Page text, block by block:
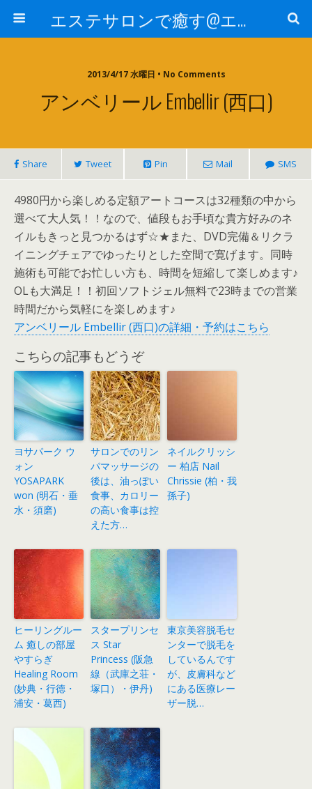
エステサロンで癒す@エステ～全国エステ情報
2013/4/17 水曜日 • No Comments
アンベリール Embellir (西口)
Share Tweet Pin Mail SMS
4980円から楽しめる定額アートコースは32種類の中から
選べて大人気！！なので、値段もお手頃な貴方好みのネ
イルもきっと見つかるはず☆★また、DVD完備＆リクラ
イニングチェアでゆったりとした空間で寛げます。同時
施術も可能でお忙しい方も、時間を短縮して楽しめます♪
OLも大満足！！初回ソフトジェル無料で23時までの営業
時間だから気軽にを楽しめます♪
アンベリール Embellir (西口)の詳細・予約はこちら
こちらの記事もどうぞ
ヨサパーク ウ
ォン
YOSAPARK
won (明石・垂
水・須磨)
サロンでのリン
パマッサージの
後は、油っぽい
食事、カロリー
の高い食事は控
えた方…
ネイルクリッシ
ー 柏店 Nail
Chrissie (柏・我
孫子)
ヒーリングルー
ム 癒しの部屋
やすらぎ
Healing Room
(妙典・行徳・
浦安・葛西)
スタープリンセ
ス Star
Princess (阪急
線（武庫之荘・
塚口）・伊丹)
東京美容脱毛セ
ンターで脱毛を
しているんです
が、皮膚科など
にある医療レー
ザー脱…